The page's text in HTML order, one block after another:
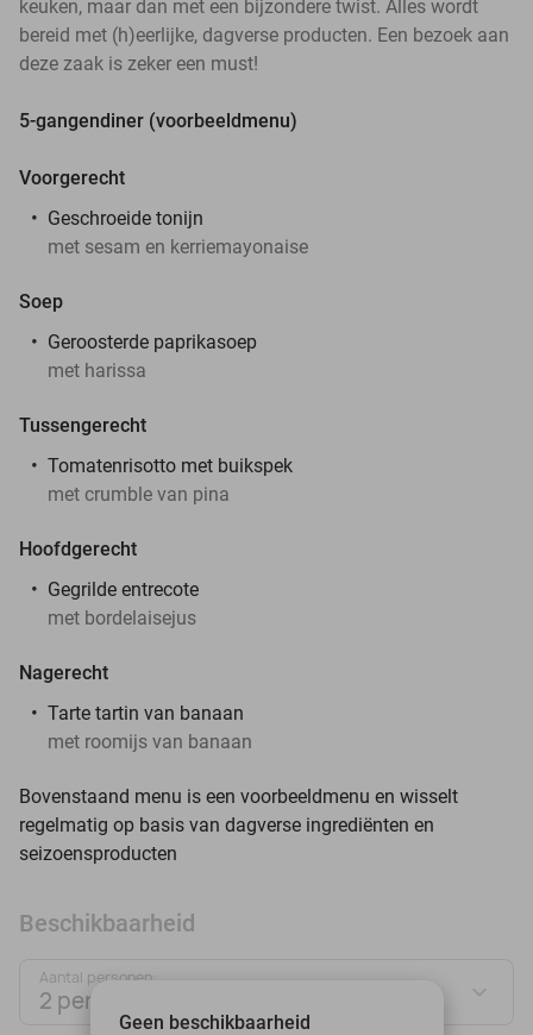
keuken, maar dan met een bijzondere twist. Alles wordt
bereid met (h)eerlijke, dagverse producten. Een bezoek aan
deze zaak is zeker een must!
5-gangendiner (voorbeeldmenu)
Voorgerecht
Geschroeide tonijn
met sesam en kerriemayonaise
Soep
Geroosterde paprikasoep
met harissa
Tussengerecht
Tomatenrisotto met buikspek
met crumble van pina
Hoofdgerecht
Gegrilde entrecote
met bordelaisejus
Nagerecht
Tarte tartin van banaan
met roomijs van banaan
Bovenstaand menu is een voorbeeldmenu en wisselt
regelmatig op basis van dagverse ingrediënten en
seizoensproducten
Beschikbaarheid
Aantal personen:
2 personen
Geen beschikbaarheid